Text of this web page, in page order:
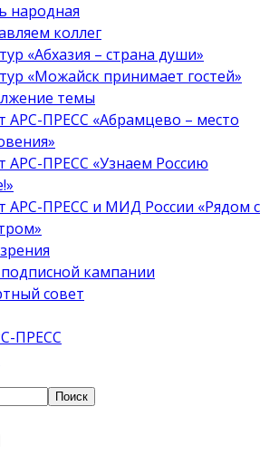
народная
коллег
«Абхазия – страна души»
«Можайск принимает гостей»
темы
АРС-ПРЕСС «Абрамцево – место
АРС-ПРЕСС «Узнаем Россию
АРС-ПРЕСС и МИД России «Рядом с
кампании
совет
ПРЕСС